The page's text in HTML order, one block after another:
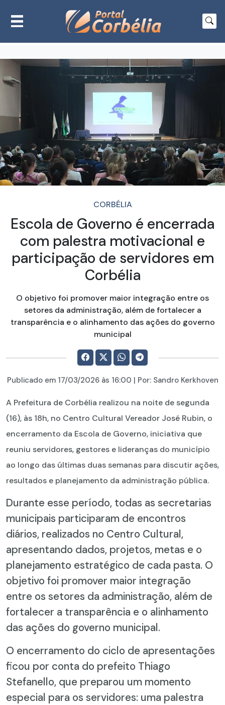
CORBÉLIA
Escola de Governo é encerrada
com palestra motivacional e
participação de servidores em
Corbélia
O objetivo foi promover maior integração entre os
setores da administração, além de fortalecer a
transparência e o alinhamento das ações do governo
municipal
Publicado em 17/03/2026às 16:00 | Por: Sandro Kerkhoven
A Prefeitura de Corbélia realizou na noite de segunda
(16), às 18h, no Centro Cultural Vereador José Rubin, o
encerramento da Escola de Governo, iniciativa que
reuniu servidores, gestores e lideranças do município
ao longo das últimas duas semanas para discutir ações,
resultados e planejamento da administração pública.
Durante esse período, todas as secretarias
municipais participaram de encontros
diários, realizados no Centro Cultural,
apresentando dados, projetos, metas e o
planejamento estratégico de cada pasta. O
objetivo foi promover maior integração
entre os setores da administração, além de
fortalecer a transparência e o alinhamento
das ações do governo municipal.
O encerramento do ciclo de apresentações
ficou por conta do prefeito Thiago
Stefanello, que preparou um momento
especial para os servidores: uma palestra